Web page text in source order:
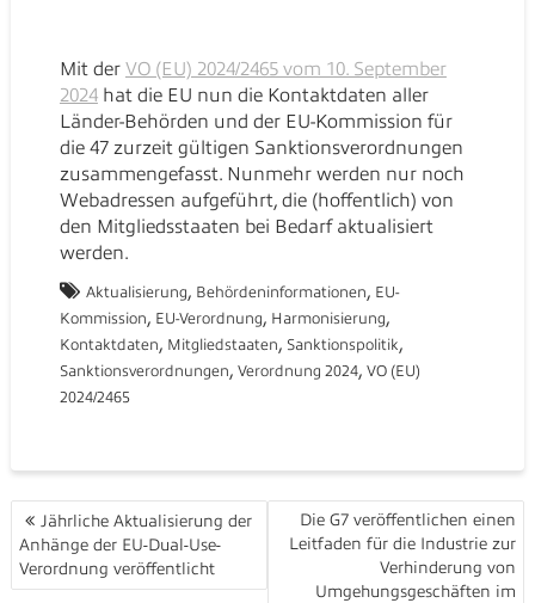
Mit der VO (EU) 2024/2465 vom 10. September
2024hat die EU nun die Kontaktdaten aller
Länder-Behörden und der EU-Kommission für
die 47 zurzeit gültigen Sanktionsverordnungen
zusammengefasst. Nunmehr werden nur noch
Webadressen aufgeführt, die (hoffentlich) von
den Mitgliedsstaaten bei Bedarf aktualisiert
werden.
Aktualisierung, Behördeninformationen, EU-
Kommission, EU-Verordnung, Harmonisierung,
Kontaktdaten, Mitgliedstaaten, Sanktionspolitik,
Sanktionsverordnungen, Verordnung 2024, VO (EU)
2024/2465
Beitragsnavigation
Jährliche Aktualisierung der
Anhänge der EU-Dual-Use-
Verordnung veröffentlicht
Die G7 veröffentlichen einen
Leitfaden für die Industrie zur
Verhinderung von
Umgehungsgeschäften im